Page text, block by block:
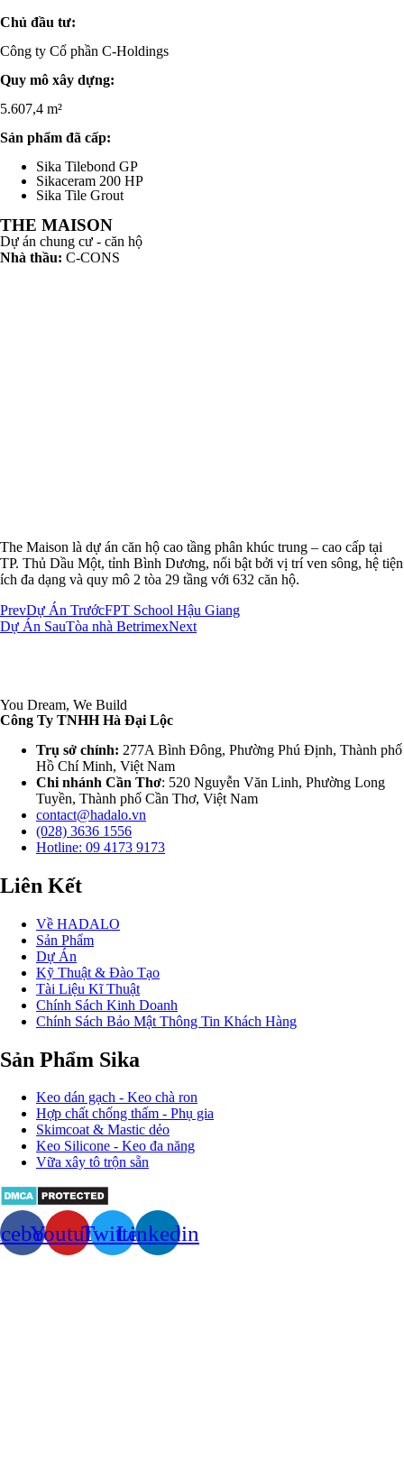
Chủ đầu tư:
Công ty Cổ phần C-Holdings
Quy mô xây dựng:
5.607,4 m²
Sản phẩm đã cấp:
Sika Tilebond GP
Sikaceram 200 HP
Sika Tile Grout
THE MAISON
Dự án chung cư - căn hộ
Nhà thầu: C-CONS
The Maison là dự án căn hộ cao tầng phân khúc trung – cao cấp tại
TP. Thủ Dầu Một, tỉnh Bình Dương, nổi bật bởi vị trí ven sông, hệ tiện
ích đa dạng và quy mô 2 tòa 29 tầng với 632 căn hộ.
PrevDự Án TrướcFPT School Hậu Giang
Dự Án SauTòa nhà BetrimexNext
You Dream, We Build
Công Ty TNHH Hà Đại Lộc
Trụ sở chính: 277A Bình Đông, Phường Phú Định, Thành phố
Hồ Chí Minh, Việt Nam
Chi nhánh Cần Thơ: 520 Nguyễn Văn Linh, Phường Long
Tuyền, Thành phố Cần Thơ, Việt Nam
contact@hadalo.vn
(028) 3636 1556
Hotline: 09 4173 9173
Liên Kết
Về HADALO
Sản Phẩm
Dự Án
Kỹ Thuật & Đào Tạo
Tài Liệu Kĩ Thuật
Chính Sách Kinh Doanh
Chính Sách Bảo Mật Thông Tin Khách Hàng
Sản Phẩm Sika
Keo dán gạch - Keo chà ron
Hợp chất chống thấm - Phụ gia
Skimcoat & Mastic dẻo
Keo Silicone - Keo đa năng
Vữa xây tô trộn sẵn
YoutubeTwitterLinkedin